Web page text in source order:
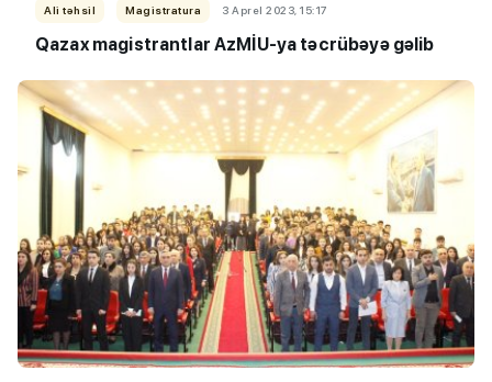
Ali təhsil Magistratura 3 Aprel 2023, 15:17
Qazax magistrantlar AzMİU-ya təcrübəyə gəlib